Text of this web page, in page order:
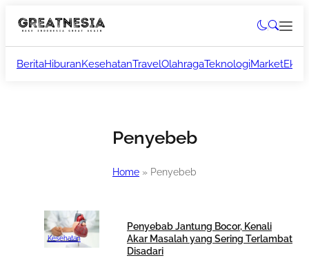
BeritaHiburanKesehatanTravelOlahragaTeknologiMarket
Penyebeb
Home » Penyebeb
Kesehatan
Penyebab Jantung Bocor, Kenali
Akar Masalah yang Sering Terlambat
Disadari